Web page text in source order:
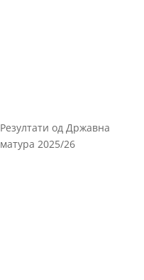
Резултати од Државна
матура 2025/26